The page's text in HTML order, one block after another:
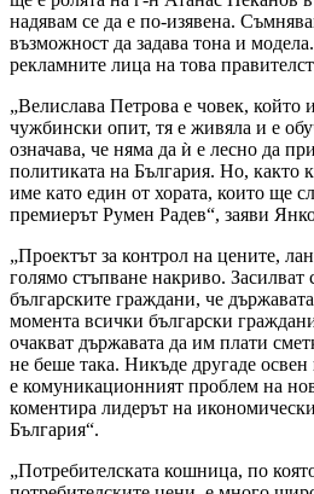
надявам се да е по-изявена.
възможност да задава тона и
рекламните лица на това
„Велислава Петрова е човек, който
чужбински опит, тя е живяла и е
означава, че няма да ѝ е лесно да
политиката на България. Но, както
име като един от хората, които ще
премиерът Румен Радев“, заяви
„Проектът за контрол на цените,
голямо стъпване накриво. Засилват
българските граждани, че
момента всички български
очакват държавата да им плати
не беше така. Никъде другаде освен
е комуникационният проблем на
коментира лидерът на
България“.
„Потребителската кошница, по